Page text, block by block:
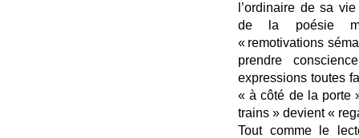
l’ordinaire de sa
de la poésie
« remotivations
prendre
expressions toutes
« à côté de la porte
trains » devient «
Tout comme le